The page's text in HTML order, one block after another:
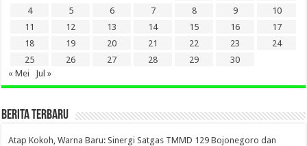
4
5 6 7 8 9
10
11
12 13 14 15 16
17
18
19 20 21 22 23
24
25
26 27 28 29
30
« Mei
Jul »
BERITA TERBARU
Atap Kokoh, Warna Baru: Sinergi Satgas TMMD 129 Bojonegoro dan